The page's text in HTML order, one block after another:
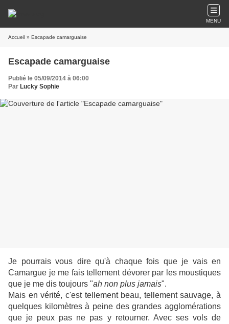
MENU
Accueil » Escapade camarguaise
Escapade camarguaise
Publié le 05/09/2014 à 06:00
Par Lucky Sophie
Je pourrais vous dire qu'à chaque fois que je vais en
Camargue je me fais tellement dévorer par les moustiques
que je me dis toujours "ah non plus jamais".
Mais en vérité, c'est tellement beau, tellement sauvage, à
quelques kilomètres à peine des grandes agglomérations
que je peux pas ne pas y retourner. Avec ses vols de